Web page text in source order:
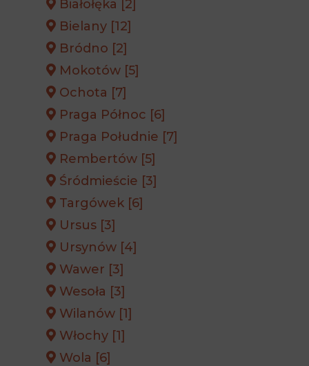
Białołęka [2]
Bielany [12]
Bródno [2]
Mokotów [5]
Ochota [7]
Praga Północ [6]
Praga Południe [7]
Rembertów [5]
Śródmieście [3]
Targówek [6]
Ursus [3]
Ursynów [4]
Wawer [3]
Wesoła [3]
Wilanów [1]
Włochy [1]
Wola [6]